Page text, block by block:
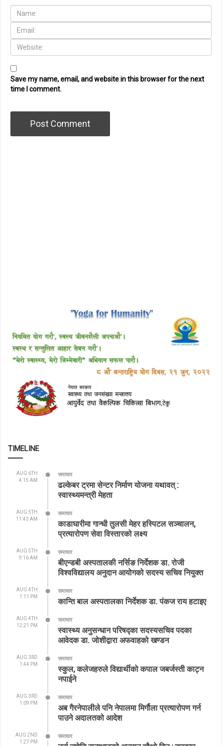
Save my name, email, and website in this browser for the next
time I comment.
TIMELINE
AUG 6TH
4:15 AM
समाचार
ढल्केबर ट्रमा सेन्टर निर्माण योजना यथावत् :
स्वास्थ्यमन्त्री मेहता
AUG 5TH
11:43 AM
समाचार
काडाघारीमा गान्धी तुलसी मेहर हस्पिटल सञ्चालन,
प्रत्यारोपण सेवा विस्तारको लक्ष्य
AUG 5TH
9:16 AM
समाचार
बीएन्डबी अस्पतालकी नर्सिङ निर्देशक डा. रोजी
विश्वविद्यालय अनुदान आयोगको सदस्य सचिव नियुक्त
AUG 4TH
1:11 PM
समाचार
कान्ति बाल अस्पतालका निर्देशक डा. पंकज राय हटाइए
AUG 4TH
12:21 PM
समाचार
स्वास्थ्य अनुसन्धान परिषद्का सदस्यसचिव पदका
आवेदक डा. जोशीद्वारा अफवाहको खण्डन
AUG 3RD
1:44 PM
समाचार
स्कुल, कलेजहरुले विद्यार्थीको कपाल जबर्जस्ती काट्न
नपाईने
AUG 3RD
1:09 PM
समाचार
अब गैरनेपालीले पनि नेपालमा मिर्गौला प्रत्यारोपण गर्न
पाउने अदालतको आदेश
AUG 2ND
1:27 PM
समाचार